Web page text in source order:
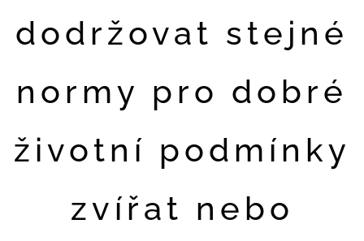
dodržovat stejné
normy pro dobré
životní podmínky
zvířat nebo